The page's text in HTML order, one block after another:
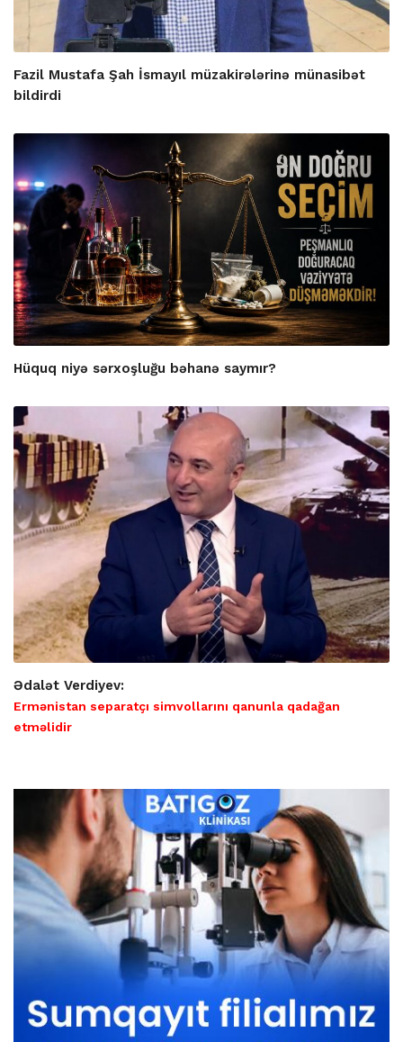
Fazil Mustafa Şah İsmayıl müzakirələrinə münasibət
bildirdi
Hüquq niyə sərxoşluğu bəhanə saymır?
Ədalət Verdiyev:
Ermənistan separatçı simvollarını qanunla qadağan
etməlidir